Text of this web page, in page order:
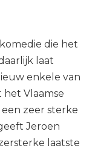
die het
laat
enkele van
Vlaamse
zeer sterke
Jeroen
laatste